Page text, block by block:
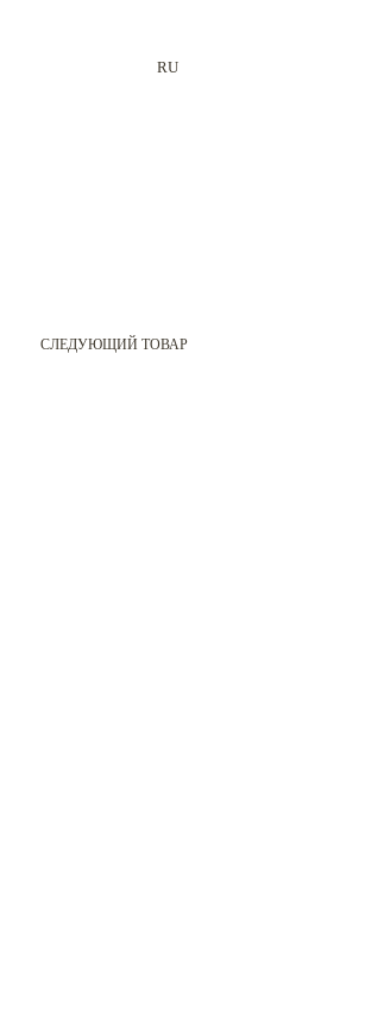
RU
СЛЕДУЮЩИЙ ТОВАР